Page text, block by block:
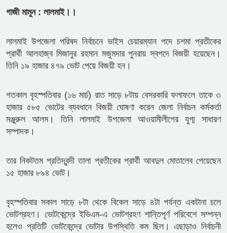
গাজী মামুন : লালমাই।।
লালমাই উপজেলা পরিষদ নির্বাচনে ভাইস চেয়ারম্যান পদে চশমা প্রতীকের
প্রার্থী আলহাজ্ব মিজানুর রহমান মজুমদার পুনরায় স্বপদে বিজয়ী হয়েছেন।
তিনি ১৯ হাজার ৪৭৯ ভোট পেয়ে বিজয়ী হন।
গতকাল বৃহস্পতিবার (১৬ মার্চ) রাত সাড়ে ৮টায় বেসরকারি ফলাফলে তাকে ৩
হাজার ৫৮৫ ভোটের ব্যবধানে বিজয়ী ঘোষণা করেন জেলা নির্বাচন কর্মকর্তা
মঞ্জুরুল আলম। তিনি লালমাই উপজেলা আওয়ামীলীগের যুগ্ম সাধারণ
সম্পাদক।
তার নিকটতম প্রতিদ্বন্দী তালা প্রতীকের প্রার্থী আবদুল মোতালেব পেয়েছেন
১৫ হাজার ৮৯৪ ভোট।
বৃহস্পতিবার সকাল সাড়ে ৮টা থেকে বিকেল সাড়ে ৪টা পর্যন্ত একটানা চলে
ভোটগ্রহণ। ভোটকেন্দ্রে ইভিএম-এ ভোটগ্রহণ শান্তিপূর্ণ পরিবেশে সম্পন্ন
হলেও প্রতিটি ভোটকেন্দ্রে ভোটার উপস্থিতি কম ছিল। এছাড়াও নির্বাচনী